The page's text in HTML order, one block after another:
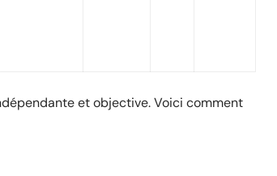
et objective. Voici comment